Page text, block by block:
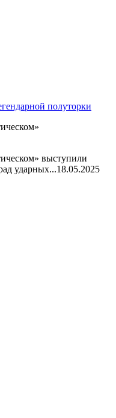
полуторки
выступили
ударных...18.05.2025